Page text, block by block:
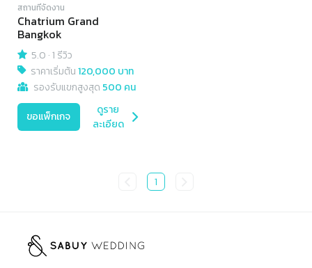
สถานที่จัดงาน
Chatrium Grand
Bangkok
5.0 ·1 รีวิว
ราคาเริ่มต้น120,000 บาท
รองรับแขกสูงสุด 500 คน
ขอแพ็กเกจ
ดูราย
ละเอียด
1